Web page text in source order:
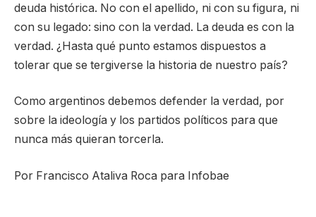
deuda histórica. No con el apellido, ni con su figura, ni
con su legado: sino con la verdad. La deuda es con la
verdad. ¿Hasta qué punto estamos dispuestos a
tolerar que se tergiverse la historia de nuestro país?
Como argentinos debemos defender la verdad, por
sobre la ideología y los partidos políticos para que
nunca más quieran torcerla.
Por Francisco Ataliva Roca para Infobae